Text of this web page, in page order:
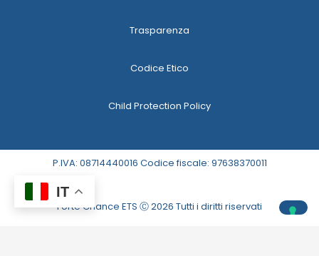
Trasparenza
Codice Etico
Child Protection Policy
P.IVA: 08714440016 Codice fiscale: 97638370011
Forte Chance ETS Ⓒ 2026 Tutti i diritti riservati
IT